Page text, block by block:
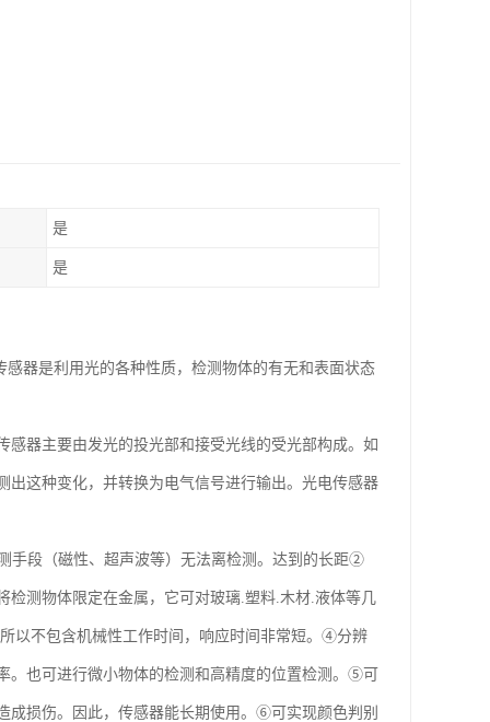
是
是
器是利用光的各种性质，检测物体的有无和表面状态
感器主要由发光的投光部和接受光线的受光部构成。如
这种变化，并转换为电气信号进行输出。光电传感器
手段（磁性、超声波等）无法离检测。达到的长距②
检测物体限定在金属，它可对玻璃.塑料.木材.液体等几
以不包含机械性工作时间，响应时间非常短。④分辨
也可进行微小物体的检测和高精度的位置检测。⑤可
成损伤。因此，传感器能长期使用。⑥可实现颜色判别